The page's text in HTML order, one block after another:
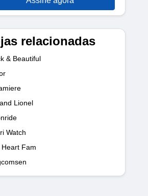
relacionadas
& Beautiful
Lionel
Watch
Fam